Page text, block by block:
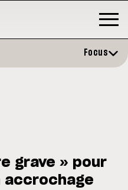
MOTO GP
Focus
grave » pour
accrochage